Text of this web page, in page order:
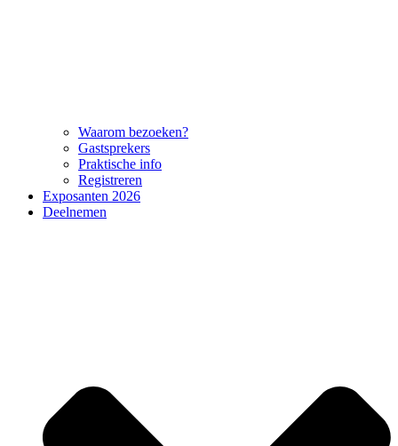
Waarom bezoeken?
Gastsprekers
Praktische info
Registreren
Exposanten 2026
Deelnemen